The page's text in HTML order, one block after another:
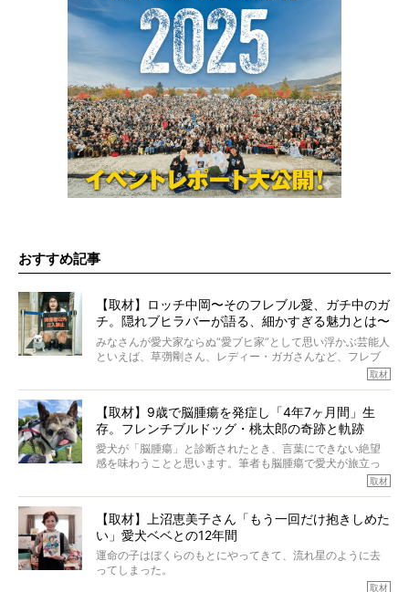
おすすめ記事
【取材】ロッチ中岡〜そのフレブル愛、ガチ中のガ
チ。隠れブヒラバーが語る、細かすぎる魅力とは〜
【前編】
みなさんが愛犬家ならぬ“愛ブヒ家”として思い浮かぶ芸能人
といえば、草彅剛さん、レディー・ガガさんなど、フレブ
ルを飼っている方が多いと思います。が、ロッチ中岡さん
んのインスタグラムを覗くと、たくさんのフレブルアカウ
ントがフォローされていて、わが『FRENCH BULLDOG
LIFE』モデルのnicoやトーラスも、その中の一頭。
そんな中岡さんに、フレブルの魅力を語っていただきまし
た。そのブヒ愛っぷりは、思ってた以上！ ガチ中のガチ
取材
【取材】9歳で脳腫瘍を発症し「4年7ヶ月間」生
存。フレンチブルドッグ・桃太郎の奇跡と軌跡
愛犬が「脳腫瘍」と診断されたとき、言葉にできない絶望
感を味わうことと思います。筆者も脳腫瘍で愛犬が旅立っ
たひとり。だからこそ、どれほど厄介で困難な病気かを理
ところが、フレンチブルドッグの桃太郎は9歳で脳腫瘍を発
症し、なんと4年7ヶ月間も生き抜いたのです。旅立ったと
きの年齢は13歳と11ヶ月、レジェンド級のレジェンドでし
た。さらには、治療後3年間は一度も発作が起きなかったと
いいます。
取材
【取材】上沼恵美子さん「もう一回だけ抱きしめた
い」愛犬ベベとの12年間
運命の子はぼくらのもとにやってきて、流れ星のように去
ってしまった。
取材